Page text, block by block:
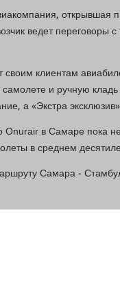
ведет переговоры
своим клиентам
и ручную
а «Экстра
Onurair в Самаре пока
в среднем
Самара -